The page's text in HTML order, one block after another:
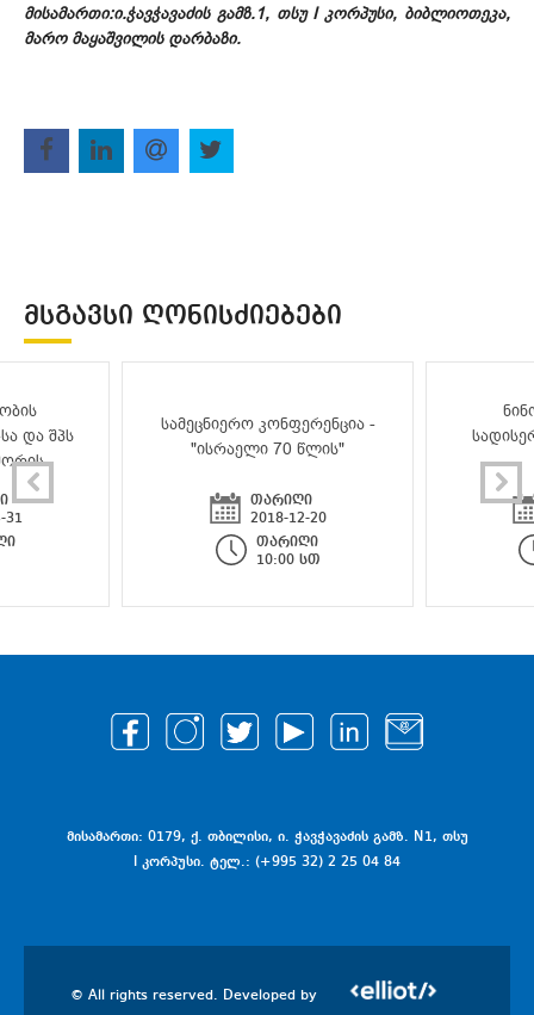
მისამართი:ი.ჭავჭავაძის გამზ.1, თსუ I კორპუსი, ბიბლიოთეკა,
მარო მაყაშვილის დარბაზი.
ᲛᲡᲒᲐᲕᲡᲘ ᲦᲝᲜᲘᲡᲫᲘᲔᲑᲔᲑᲘ
და შპს
31
სამეცნიერო კონფერენცია -
"ისრაელი 70 წლის"
თარიღი
2018-12-20
თარიღი
10:00 სთ
მისამართი: 0179, ქ. თბილისი, ი. ჭავჭავაძის გამზ. N1, თსუ
I კორპუსი. ტელ.: (+995 32) 2 25 04 84
© All rights reserved. Developed by